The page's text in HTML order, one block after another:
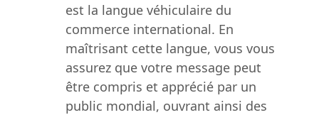
est la langue véhiculaire du
commerce international. En
maîtrisant cette langue, vous vous
assurez que votre message peut
être compris et apprécié par un
public mondial, ouvrant ainsi des